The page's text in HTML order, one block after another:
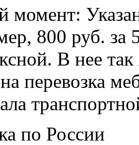
800 руб. за
В нее
перевозка
по России